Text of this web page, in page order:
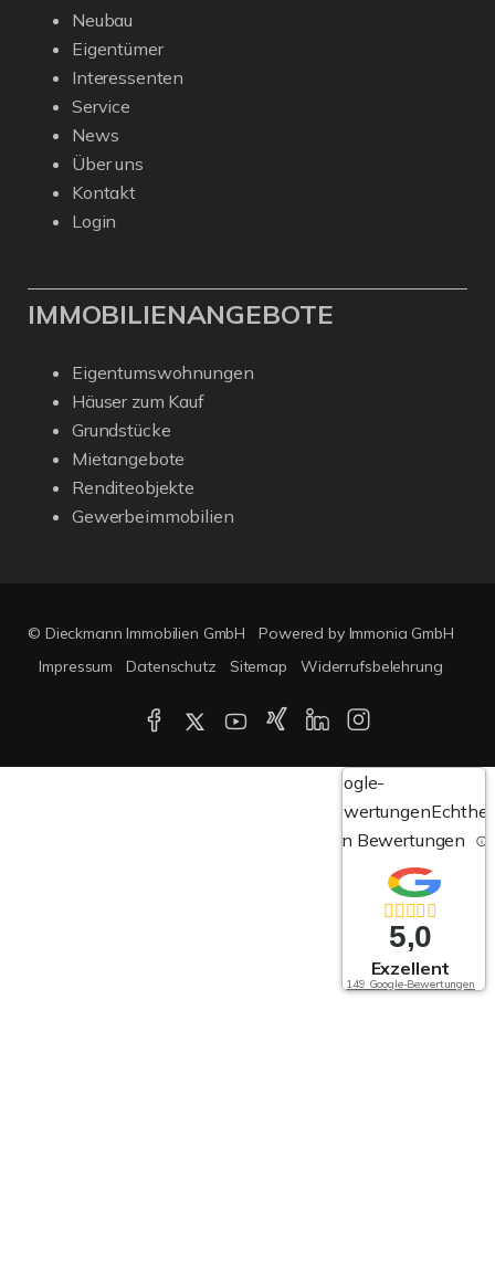
Neubau
Eigentümer
Interessenten
Service
News
Über uns
Kontakt
Login
IMMOBILIENANGEBOTE
Eigentumswohnungen
Häuser zum Kauf
Grundstücke
Mietangebote
Renditeobjekte
Gewerbeimmobilien
© Dieckmann Immobilien GmbH
Powered by Immonia GmbH
Impressum
Datenschutz Sitemap Widerrufsbelehrung
Google-
Bewertungen
von Bewertungen
5,0
Exzellent
149 Google-Bewertungen